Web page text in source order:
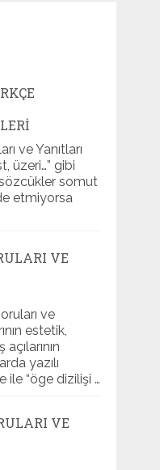
ve Yanıtları
üzeri…” gibi
somut
etmiyorsa
VE
ve
estetik,
yazılı
ile “öge dizilişi …
VE